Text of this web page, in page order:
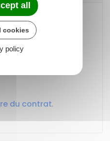
règles d'un CDD
du contrat.
all
cookies
policy